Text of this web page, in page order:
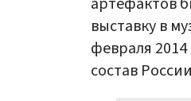
выставку в
февраля
состав